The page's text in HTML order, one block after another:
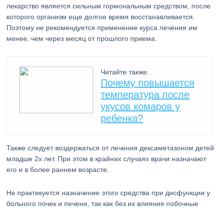
лекарство является сильным гормональным средством, после
которого организм еще долгое время восстанавливается.
Поэтому не рекомендуется применение курса лечения им
менее, чем через месяц от прошлого приема.
Читайте также:
Почему повышается
температура после
укусов комаров у
ребенка?
Также следует воздержаться от лечения дексаметазоном детей
младше 2х лет. При этом в крайних случаях врачи назначают
его и в более раннем возрасте.
Не практикуется назначение этого средства при дисфункции у
больного почек и печени, так как без их влияния побочные